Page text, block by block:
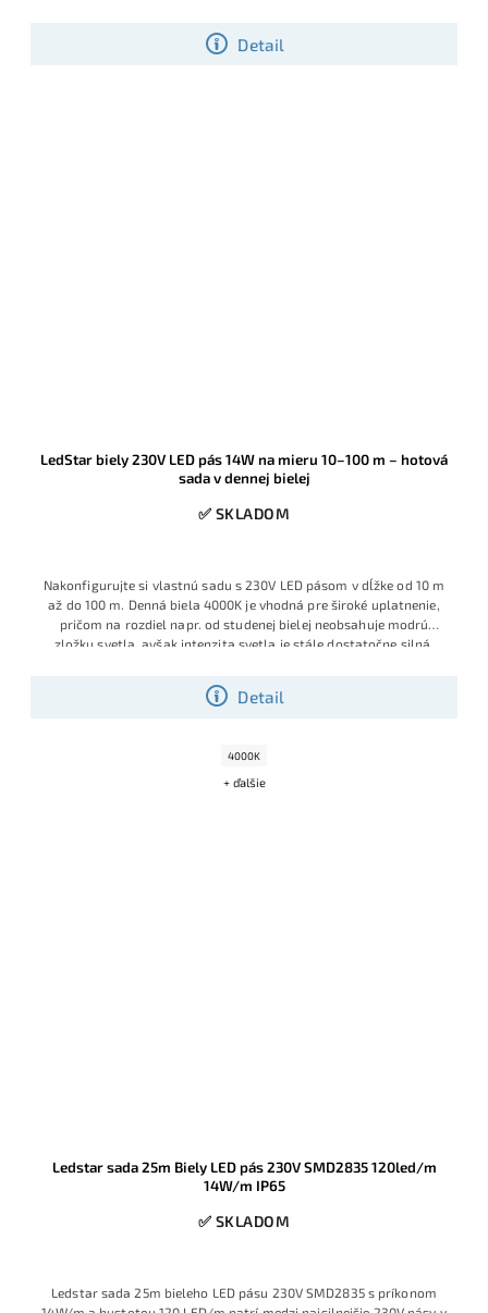
Detail
V spojení s o šnúrou s KLIK pripojením, krytím IP65 a napájaním
dlhé svetelné línie až do 50m v jednom kuse
LedStar biely 230V LED pás 14W na mieru 10–100 m – hotová
sada v dennej bielej
✅ SKLADOM
Detail
Nakonfigurujte si vlastnú sadu s 230V LED pásom v dĺžke od 10 m
až do 100 m. Denná biela 4000K je vhodná pre široké uplatnenie,
pričom na rozdiel napr. od studenej bielej neobsahuje modrú
zložku svetla, avšak intenzita svetla je stále dostatočne silná.
4000K
+ ďalšie
Ledstar sada 25m Biely LED pás 230V SMD2835 120led/m
14W/m IP65
✅ SKLADOM
Ledstar sada 25m bieleho LED pásu 230V SMD2835 s príkonom